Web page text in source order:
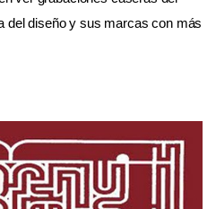
del diseño y sus marcas con más